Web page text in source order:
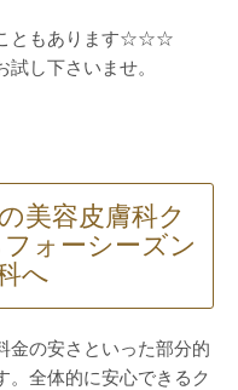
ともあります☆☆☆
し下さいませ。
美容皮膚科ク
ォーシーズン
へ
金の安さといった部分的
。全体的に安心できるク